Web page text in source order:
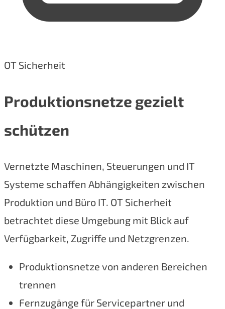
OT Sicherheit
Produktionsnetze gezielt
schützen
Vernetzte Maschinen, Steuerungen und IT
Systeme schaffen Abhängigkeiten zwischen
Produktion und Büro IT. OT Sicherheit
betrachtet diese Umgebung mit Blick auf
Verfügbarkeit, Zugriffe und Netzgrenzen.
Produktionsnetze von anderen Bereichen
trennen
Fernzugänge für Servicepartner und